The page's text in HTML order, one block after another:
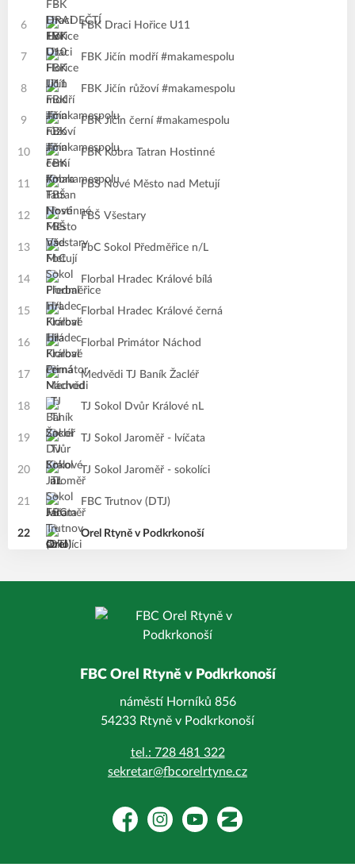
6 FBK Draci Hořice U11
7 FBK Jičín modří #makamespolu
8 FBK Jičín růžoví #makamespolu
9 FBK Jičín černí #makamespolu
10 FBK Kobra Tatran Hostinné
11 FBŠ Nové Město nad Metují
12 FBŠ Všestary
13 FbC Sokol Předměřice n/L
14 Florbal Hradec Králové bílá
15 Florbal Hradec Králové černá
16 Florbal Primátor Náchod
17 Medvědi TJ Baník Žacléř
18 TJ Sokol Dvůr Králové nL
19 TJ Sokol Jaroměř - lvíčata
20 TJ Sokol Jaroměř - sokolíci
21 FBC Trutnov (DTJ)
22 Orel Rtyně v Podkrkonoší
FBC Orel Rtyně v Podkrkonoší
náměstí Horníků 856
54233 Rtyně v Podkrkonoší
tel.: 728 481 322
sekretar@fbcorelrtyne.cz
FacebookInstagramYouTubeZonerama